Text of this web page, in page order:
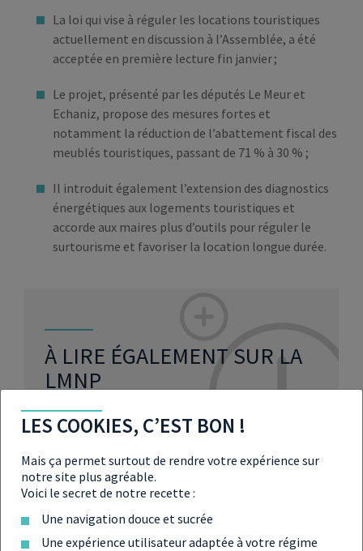
La loi qui vise à réguler les locations touristiques
actuellement en discussion à l’Assemblée, a été
acceptée en première lecture fin janvier ;
Le projet, présenté par les députés Le Meur et
Echaniz, propose des mesures fortes et
notamment la réduction de l’abattement fiscal des
meublés touristiques, passant de 71 % à 30 % ;
Il introduit également l’extension des diagnostics
énergétiques aux logements touristiques et
accorde aux maires plus d’outils pour réguler le
surtourisme et favoriser la location longue durée.
À LIRE ÉGALEMENT SUR LA
LMNP
L’aide Covid accessible aux LMNP,
pouvez-vous y prétendre ?
touristiques vit-il ses dernières heures
en 2023 ?
LES COOKIES, C’EST BON !
Mais ça permet surtout de rendre votre expérience sur
notre site plus agréable.
Voici le secret de notre recette :
Une navigation douce et sucrée
Une expérience utilisateur adaptée à votre régime